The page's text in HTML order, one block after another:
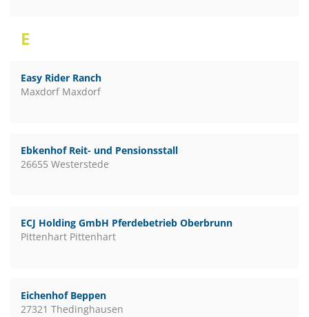
E
Easy Rider Ranch
Maxdorf Maxdorf
Ebkenhof Reit- und Pensionsstall
26655 Westerstede
ECJ Holding GmbH Pferdebetrieb Oberbrunn
Pittenhart Pittenhart
Eichenhof Beppen
27321 Thedinghausen